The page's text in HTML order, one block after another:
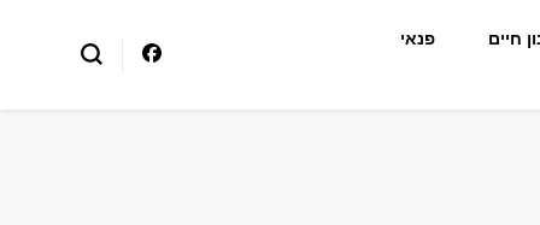
חיים פנאי